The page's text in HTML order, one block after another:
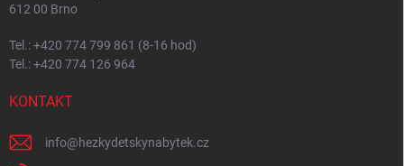
612 00 Brno
Tel.: +420 774 799 861 (8-16 hod)
Tel.: +420 774 126 964
KONTAKT
info@hezkydetskynabytek.cz